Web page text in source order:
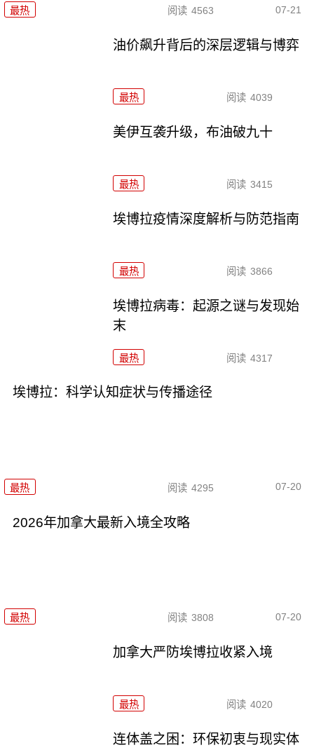
最热 阅读 4563 07-21
油价飙升背后的深层逻辑与博弈
最热 阅读 4039
美伊互袭升级，布油破九十
最热 阅读 3415
埃博拉疫情深度解析与防范指南
最热 阅读 3866
埃博拉病毒：起源之谜与发现始
末
最热 阅读 4317
埃博拉：科学认知症状与传播途径
最热 阅读 4295 07-20
2026年加拿大最新入境全攻略
最热 阅读 3808 07-20
加拿大严防埃博拉收紧入境
最热 阅读 4020
连体盖之困：环保初衷与现实体